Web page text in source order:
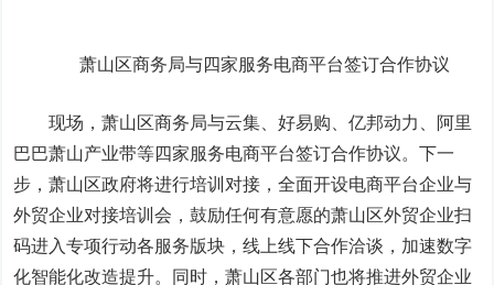
萧山区商务局与四家服务电商平台签订合作协议
现场，萧山区商务局与云集、好易购、亿邦动力、阿里
巴巴萧山产业带等四家服务电商平台签订合作协议。下一
步，萧山区政府将进行培训对接，全面开设电商平台企业与
外贸企业对接培训会，鼓励任何有意愿的萧山区外贸企业扫
码进入专项行动各服务版块，线上线下合作洽谈，加速数字
化智能化改造提升。同时，萧山区各部门也将推进外贸企业